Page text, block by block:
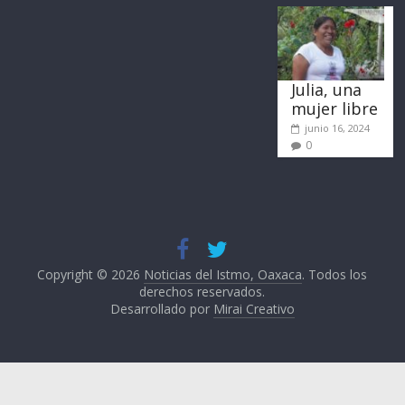
Julia, una
mujer libre
junio 16, 2024
0
Copyright © 2026 Noticias del Istmo, Oaxaca. Todos los
derechos reservados.
Desarrollado por Mirai Creativo